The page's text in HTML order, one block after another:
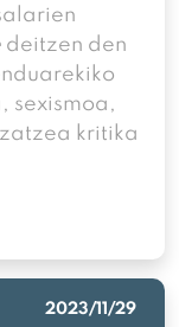
deitzen den
sexismoa,
kritika
2023/11/29